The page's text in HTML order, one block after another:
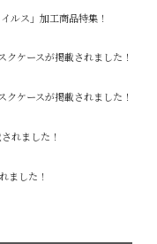
ルス」加工商品特集！
クケースが掲載されました！
クケースが掲載されました！
れました！
ました！